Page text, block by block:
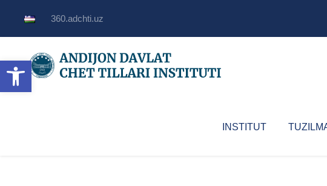
Open toolbar
360.adchti.uz
INSTITUT